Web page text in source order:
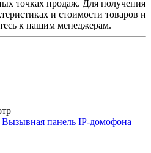
точках продаж. Для получения
и стоимости товаров и
к нашим менеджерам.
панель IP-домофона